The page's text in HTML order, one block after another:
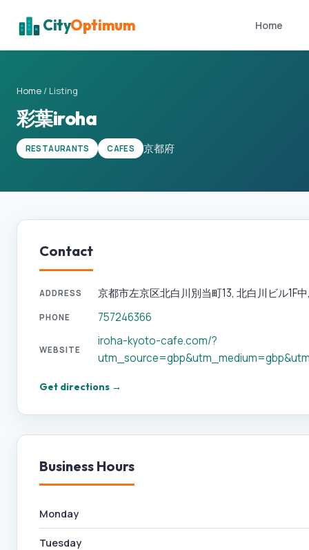
CityOptimum Home
Home / Listing
彩葉iroha
RESTAURANTS CAFES 京都府
Contact
ADDRESS 京都市左京区北白川別当町13, 北白川ビル1F
PHONE 757246366
WEBSITE
iroha-kyoto-cafe.com/?
Get directions →
Business Hours
Monday
Tuesday